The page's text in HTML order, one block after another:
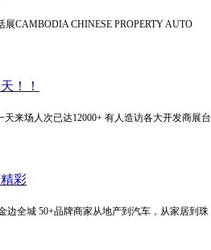
展CAMBODIA CHINESE PROPERTY AUTO
！！
来场人次已达12000+ 有人造访各大开发商展台
彩
边全城 50+品牌商家从地产到汽车，从家居到珠